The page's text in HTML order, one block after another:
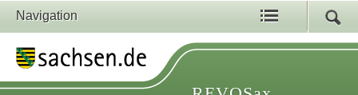
Navigation